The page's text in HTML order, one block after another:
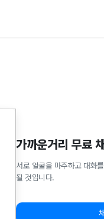
가까운거리 무료
서로 얼굴을 마주하고 대화
될 것입니다.